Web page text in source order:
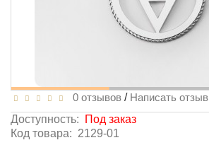
0 отзывов / Написать отзыв
Доступность:
Под заказ
Код товара: 2129-01